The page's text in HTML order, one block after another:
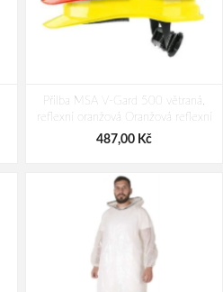
oranžový
518,00 Kč
Přilba MSA V-Gard 500 větraná,
reflexní oranžová Oranžová reflexní
487,00 Kč